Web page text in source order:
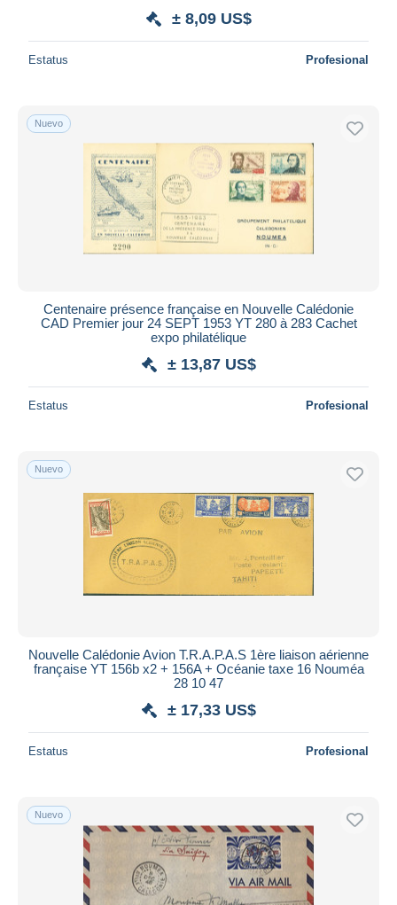
± 8,09 US$
Estatus Profesional
Nuevo
Centenaire présence française en Nouvelle Calédonie
CAD Premier jour 24 SEPT 1953 YT 280 à 283 Cachet
expo philatélique
± 13,87 US$
Estatus Profesional
Nuevo
Nouvelle Calédonie Avion T.R.A.P.A.S 1ère liaison aérienne
française YT 156b x2 + 156A + Océanie taxe 16 Nouméa
28 10 47
± 17,33 US$
Estatus Profesional
Nuevo